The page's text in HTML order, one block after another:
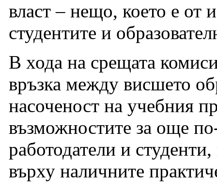
власт – нещо, което е от
студентите и
В хода на срещата
връзка между висшето
насоченост на учебния
възможностите за още
работодатели и
върху наличните